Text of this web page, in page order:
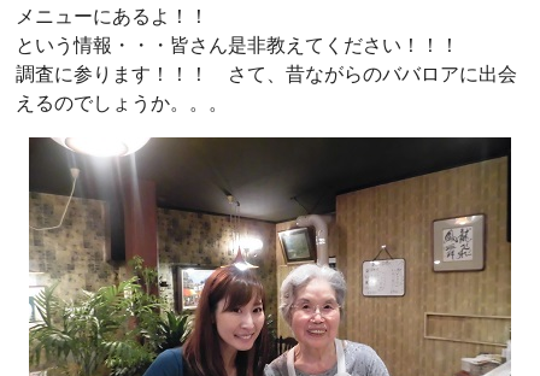
メニューにあるよ！！
という情報・・・皆さん是非教えてください！！！
調査に参ります！！！ さて、昔ながらのババロアに出会
えるのでしょうか。。。